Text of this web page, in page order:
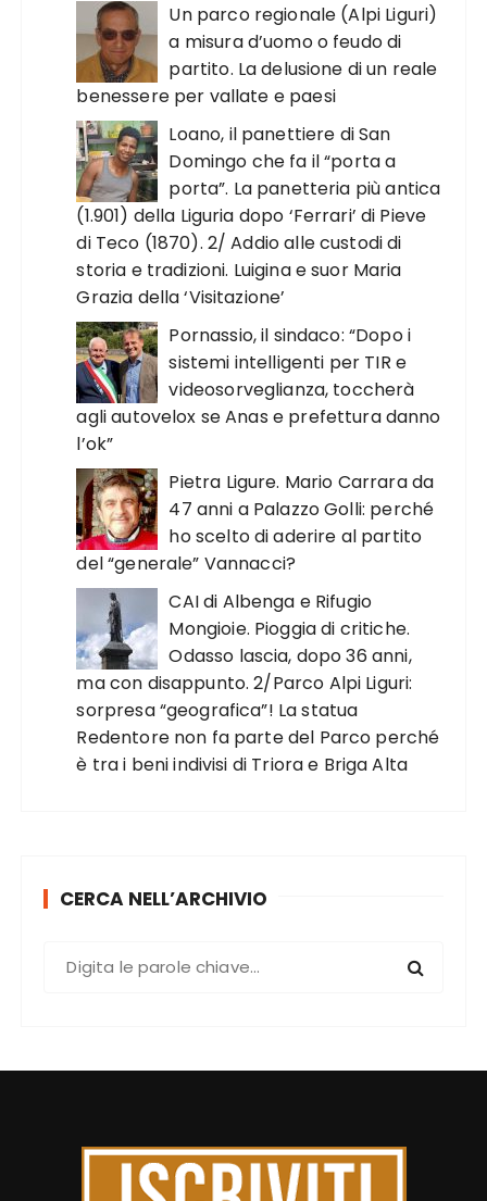
Un parco regionale (Alpi Liguri)
a misura d’uomo o feudo di
partito. La delusione di un reale
benessere per vallate e paesi
Loano, il panettiere di San
Domingo che fa il “porta a
porta”. La panetteria più antica
(1.901) della Liguria dopo ‘Ferrari’ di Pieve
di Teco (1870). 2/ Addio alle custodi di
storia e tradizioni. Luigina e suor Maria
Grazia della ‘Visitazione’
Pornassio, il sindaco: “Dopo i
sistemi intelligenti per TIR e
videosorveglianza, toccherà
agli autovelox se Anas e prefettura danno
l’ok”
Pietra Ligure. Mario Carrara da
47 anni a Palazzo Golli: perché
ho scelto di aderire al partito
del “generale” Vannacci?
CAI di Albenga e Rifugio
Mongioie. Pioggia di critiche.
Odasso lascia, dopo 36 anni,
ma con disappunto. 2/Parco Alpi Liguri:
sorpresa “geografica”! La statua
Redentore non fa parte del Parco perché
è tra i beni indivisi di Triora e Briga Alta
CERCA NELL’ARCHIVIO